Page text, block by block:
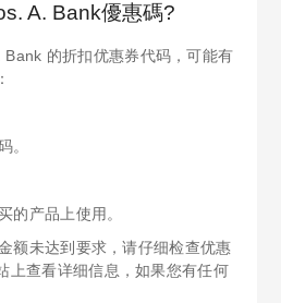
A. Bank優惠碼?
的折扣优惠券代码，可能有
。
的产品上使用。
额未达到要求，请仔细检查优惠
上查看详细信息，如果您有任何